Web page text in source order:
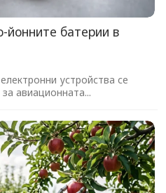
йонните батерии в
устройства се
авиационната...